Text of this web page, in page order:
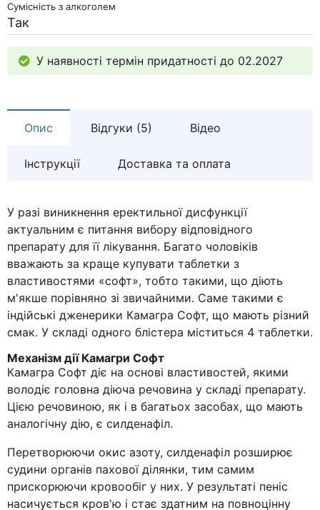
Сумісність з алкоголем
Так
У наявності термін придатності до 02.2027
Опис Відгуки (5) Відео
Інструкції Доставка та оплата
У разі виникнення еректильної дисфункції
актуальним є питання вибору відповідного
препарату для її лікування. Багато чоловіків
вважають за краще купувати таблетки з
властивостями «софт», тобто такими, що діють
м'якше порівняно зі звичайними. Саме такими є
індійські дженерики Камагра Софт, що мають різний
смак. У складі одного блістера міститься 4 таблетки.
Механізм дії Камагри Софт
Камагра Софт діє на основі властивостей, якими
володіє головна діюча речовина у складі препарату.
Цією речовиною, як і в багатьох засобах, що мають
аналогічну дію, є силденафіл.
Перетворюючи окис азоту, силденафіл розширює
судини органів пахової ділянки, тим самим
прискорюючи кровообіг у них. У результаті пеніс
насичується кров'ю і стає здатним на повноцінну